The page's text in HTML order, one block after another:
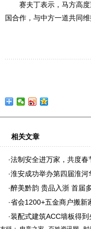
赛夫丁表示，马方高度
国合作，与中方一道共同
相关文章
·法制安全进万家，共度春
·淮安成功举办第四届淮
·醉美黔韵 贵品入浙 首届
·省会1200+五金商户搬新
·装配式建筑ACC墙板得